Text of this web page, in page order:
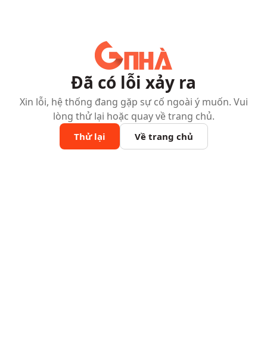
Đã có lỗi xảy ra
Xin lỗi, hệ thống đang gặp sự cố ngoài ý muốn. Vui
lòng thử lại hoặc quay về trang chủ.
Thử lại Về trang chủ